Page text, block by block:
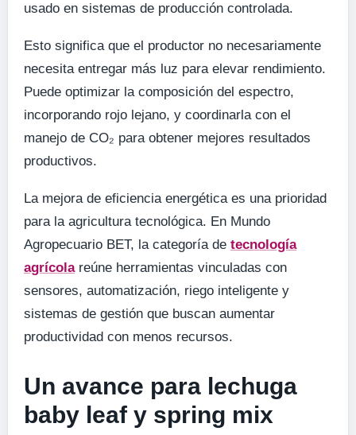
usado en sistemas de producción controlada.
Esto significa que el productor no necesariamente
necesita entregar más luz para elevar rendimiento.
Puede optimizar la composición del espectro,
incorporando rojo lejano, y coordinarla con el
manejo de CO₂ para obtener mejores resultados
productivos.
La mejora de eficiencia energética es una prioridad
para la agricultura tecnológica. En Mundo
Agropecuario BET, la categoría de tecnología
agrícolareúne herramientas vinculadas con
sensores, automatización, riego inteligente y
sistemas de gestión que buscan aumentar
productividad con menos recursos.
Un avance para lechuga
baby leaf y spring mix